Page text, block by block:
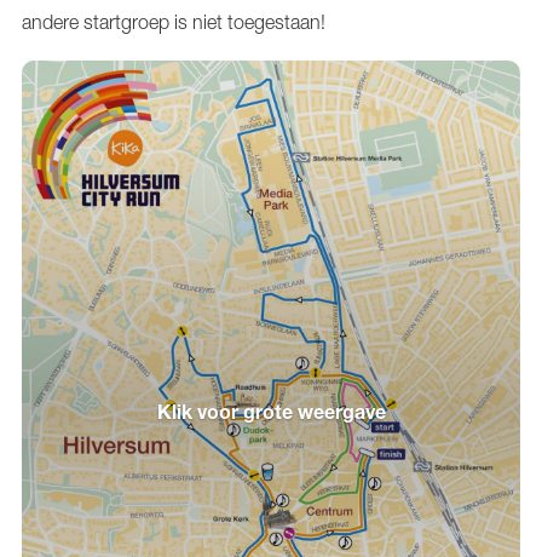
andere startgroep is niet toegestaan!
Klik voor grote weergave